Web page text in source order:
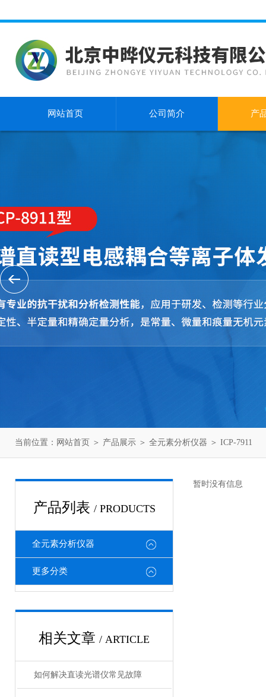
网站首页 公司简介 产
当前位置： 网站首页 ＞ 产品展示 ＞ 全元素分析仪器 ＞ ICP-7911
产品列表 / PRODUCTS
全元素分析仪器
更多分类
相关文章 / ARTICLE
如何解决直读光谱仪常见故障
暂时没有信息